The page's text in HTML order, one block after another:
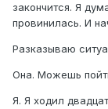
закончится. Я
провинилась. И
Разказываю
Она. Можешь
Я. Я ходил